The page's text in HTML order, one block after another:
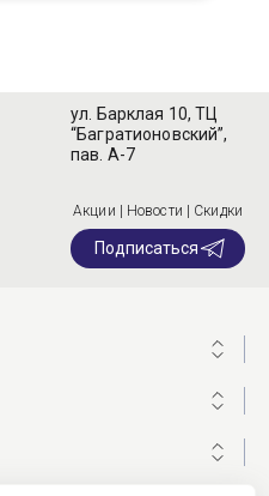
ул. Барклая 10, ТЦ
“Багратионовский”,
пав. А-7
Акции | Новости | Скидки
Подписаться